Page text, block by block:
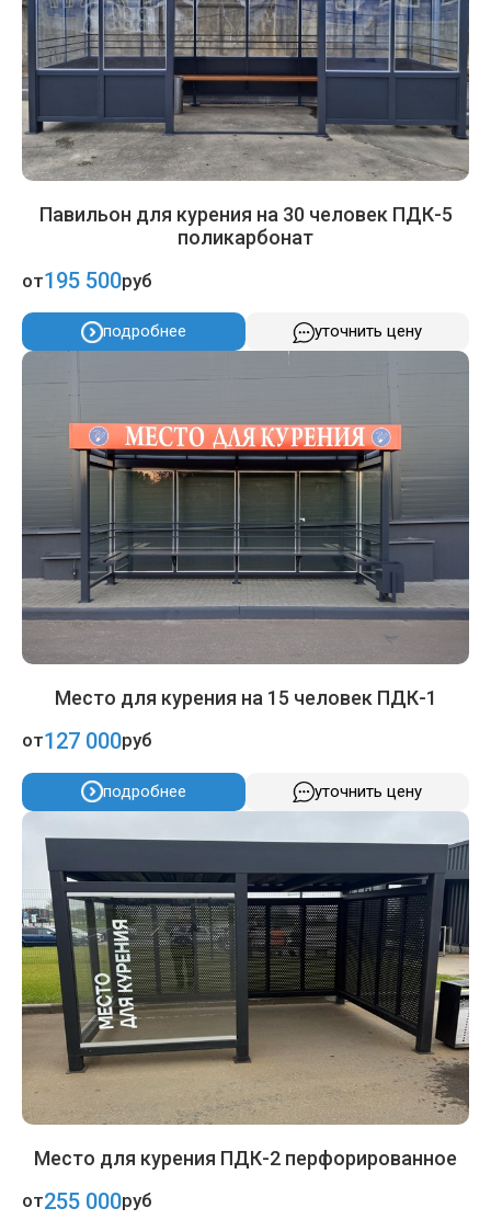
Павильон для курения на 30 человек ПДК-5
поликарбонат
от195 500руб
подробнее уточнить цену
Место для курения на 15 человек ПДК-1
от127 000руб
подробнее уточнить цену
Место для курения ПДК-2 перфорированное
от255 000руб